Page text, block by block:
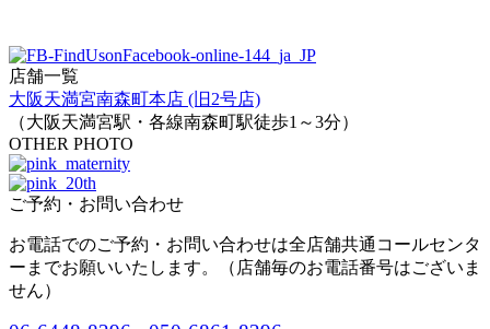
店舗一覧
大阪天満宮南森町本店 (旧2号店)
（大阪天満宮駅・各線南森町駅徒歩1～3分）
OTHER PHOTO
ご予約・お問い合わせ
お電話でのご予約・お問い合わせは全店舗共通コールセンタ
ーまでお願いいたします。（店舗毎のお電話番号はございま
せん）